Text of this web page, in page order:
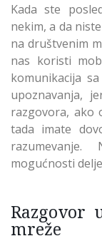
Kada ste
nekim, a da
na društvenim
nas koristi
komunikacija
upoznavanja,
razgovora, ako
tada imate
mogućnosti
Razgovor
mreže